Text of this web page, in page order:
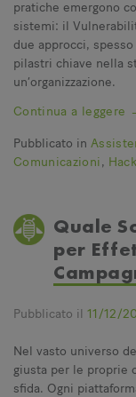
pratiche emergono
sistemi: il
due approcci,
pilastri chiave nella
un’organizzazione.
Continua a leggere
Pubblicato in
Comunicazioni,
Quale
per
Pubblicato il 11/12/
Nel vasto universo
giusta per le proprie
sfida. Ogni